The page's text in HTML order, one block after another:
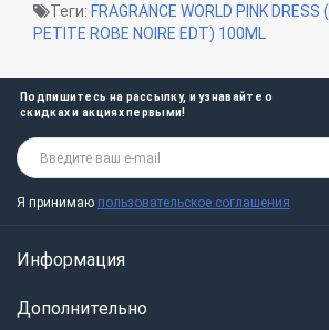
Теги: FRAGRANCE WORLD PINK DRESS
PETITE ROBE NOIRE EDT) 100ML
Подпишитесь на рассылку, и узнавайте о
скидках и акциях первыми!
Я принимаю пользовательское соглашения
Информация
Дополнительно